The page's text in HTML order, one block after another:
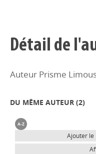
Détail de
Auteur Prisme
DU MÊME AUTEUR (2)
Ajouter le